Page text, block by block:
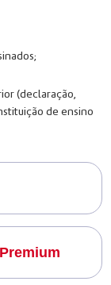
(declaração,
de ensino